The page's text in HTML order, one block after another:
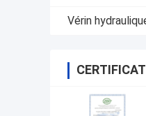
Vérin
CERTIFICAT